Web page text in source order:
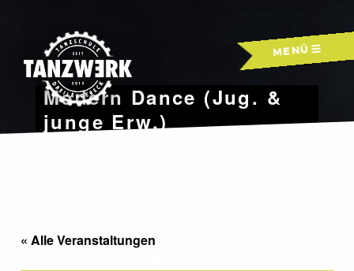
MENÜ
Modern Dance (Jug. &
junge Erw.)
« Alle Veranstaltungen